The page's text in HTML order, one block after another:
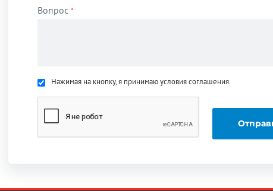
Вопрос *
Нажимая на кнопку, я принимаю условия соглашения.